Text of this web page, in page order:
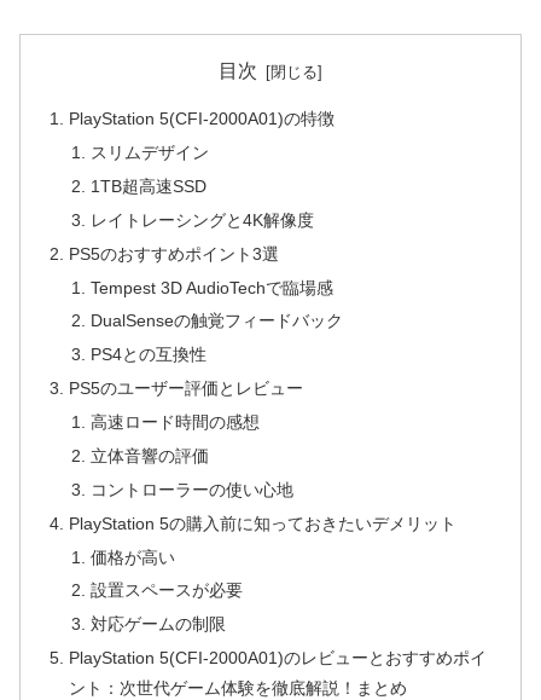
目次
PlayStation 5(CFI-2000A01)の特徴
スリムデザイン
1TB超高速SSD
レイトレーシングと4K解像度
PS5のおすすめポイント3選
Tempest 3D AudioTechで臨場感
DualSenseの触覚フィードバック
PS4との互換性
PS5のユーザー評価とレビュー
高速ロード時間の感想
立体音響の評価
コントローラーの使い心地
PlayStation 5の購入前に知っておきたいデメリット
価格が高い
設置スペースが必要
対応ゲームの制限
PlayStation 5(CFI-2000A01)のレビューとおすすめポイ
ント：次世代ゲーム体験を徹底解説！まとめ